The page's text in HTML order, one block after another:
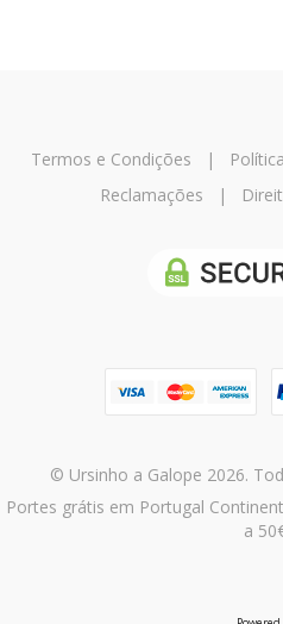
Termos e Condições |
Reclamações |
© Ursinho a Galope 2026.
Portes grátis em Portugal
a